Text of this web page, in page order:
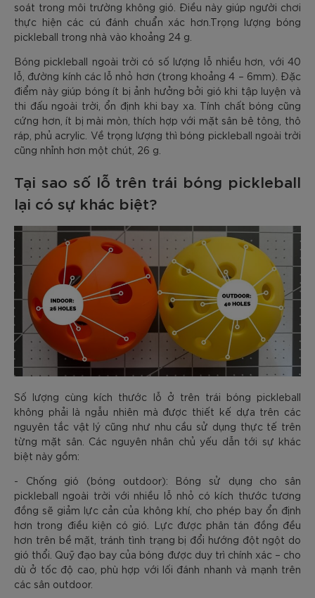
soát trong môi trường không gió. Điều này giúp người chơi
thực hiện các cú đánh chuẩn xác hơn.Trọng lượng bóng
pickleball trong nhà vào khoảng 24 g.
Bóng pickleball ngoài trời có số lượng lỗ nhiều hơn, với 40
lỗ, đường kính các lỗ nhỏ hơn (trong khoảng 4 – 6mm). Đặc
điểm này giúp bóng ít bị ảnh hưởng bởi gió khi tập luyện và
thi đấu ngoài trời, ổn định khi bay xa. Tính chất bóng cũng
cứng hơn, ít bị mài mòn, thích hợp với mặt sân bê tông, thô
ráp, phủ acrylic. Về trọng lượng thì bóng pickleball ngoài trời
cũng nhỉnh hơn một chút, 26 g.
Tại sao số lỗ trên trái bóng pickleball
lại có sự khác biệt?
Số lượng cùng kích thước lỗ ở trên trái bóng pickleball
không phải là ngẫu nhiên mà được thiết kế dựa trên các
nguyên tắc vật lý cũng như nhu cầu sử dụng thực tế trên
từng mặt sân. Các nguyên nhân chủ yếu dẫn tới sự khác
biệt này gồm:
- Chống gió (bóng outdoor): Bóng sử dụng cho sân
pickleball ngoài trời với nhiều lỗ nhỏ có kích thước tương
đồng sẽ giảm lực cản của không khí, cho phép bay ổn định
hơn trong điều kiện có gió. Lực được phân tán đồng đều
hơn trên bề mặt, tránh tình trạng bị đổi hướng đột ngột do
gió thổi. Quỹ đạo bay của bóng được duy trì chính xác – cho
dù ở tốc độ cao, phù hợp với lối đánh nhanh và mạnh trên
các sân outdoor.